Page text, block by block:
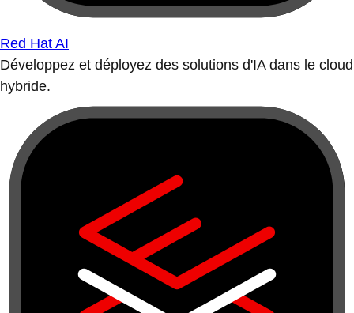
Red Hat AI
Développez et déployez des solutions d'IA dans le cloud
hybride.